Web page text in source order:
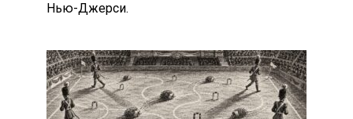
Нью-Джерси.